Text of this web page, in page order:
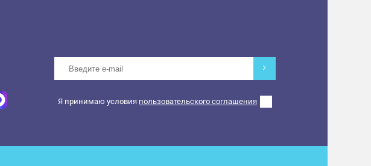
Я принимаю условия пользовательского соглашения